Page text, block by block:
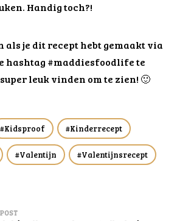
Handig toch?!
als je dit recept hebt gemaakt via
hashtag #maddiesfoodlife te
leuk vinden om te zien! 🙂
Kidsproof Kinderrecept
Valentijn Valentijnsrecept